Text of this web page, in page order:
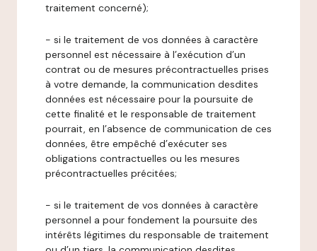
traitement concerné);
- si le traitement de vos données à caractère
personnel est nécessaire à l’exécution d’un
contrat ou de mesures précontractuelles prises
à votre demande, la communication desdites
données est nécessaire pour la poursuite de
cette finalité et le responsable de traitement
pourrait, en l’absence de communication de ces
données, être empêché d’exécuter ses
obligations contractuelles ou les mesures
précontractuelles précitées;
- si le traitement de vos données à caractère
personnel a pour fondement la poursuite des
intérêts légitimes du responsable de traitement